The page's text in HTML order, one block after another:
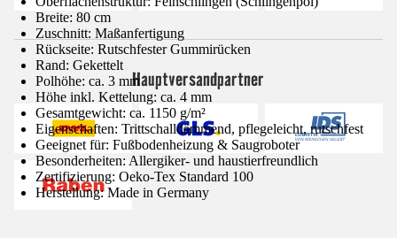
Breite: 80 cm
Zuschnitt: Maßanfertigung
Rückseite: Rutschfester Gummirücken
Rand: Gekettelt
Polhöhe: ca. 3 mm
Höhe inkl. Kettelung: ca. 4 mm
Gesamtgewicht: ca. 1150 g/m²
Eigenschaften: Trittschalldämmend, pflegeleicht, rutschfest
Geeignet für: Fußbodenheizung & Saugroboter
Besonderheiten: Allergiker- und haustierfreundlich
Zertifizierung: Oeko-Tex Standard 100
Herstellung: Made in Germany
Hauptversandpartner